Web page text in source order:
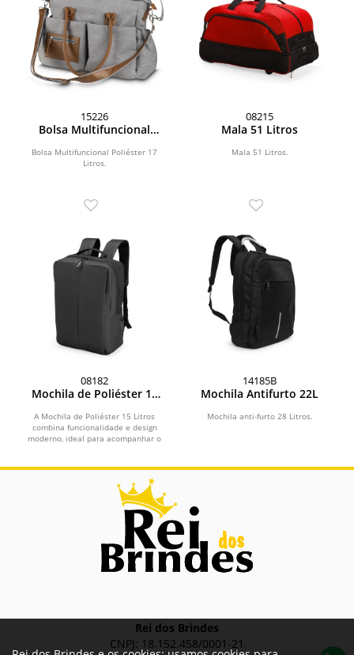
15226
Bolsa Multifuncional
Bolsa Multifuncional Poliéster 17
Litros.
08215
Mala 51 Litros
Mala 51 Litros.
08182
Mochila de Poliéster 15
A Mochila de Poliéster 15 Litros
combina funcionalidade e design
moderno, ideal para acompanhar o
14185B
Mochila Antifurto 22L
Mochila anti-furto 28 Litros.
Rei dos Brindes
CNPJ: 18.152.458/0001-21